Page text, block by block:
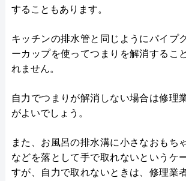
することもあります。
キッチンの排水管と同じようにパイプ
ーカップを使ってつまりを解消するこ
れません。
自力でつまりが解消しない場合は修理
がよいでしょう。
また、お風呂の排水溝に小さなおもち
などを落として手で取れないというケ
すが、自力で取れないときは、修理業